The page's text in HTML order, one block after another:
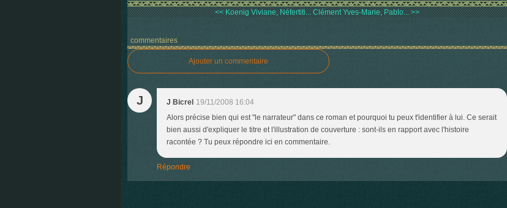
<< Koenig Viviane, Néfertiti... Clément Yves-Marie, Pablo... >>
commentaires
Ajouter un commentaire
J J Bicrel 19/11/2008 16:04
Alors précise bien qui est "le narrateur" dans ce roman et pourquoi tu peux t'identifier à lui. Ce serait
bien aussi d'expliquer le titre et l'illustration de couverture : sont-ils en rapport avec l'histoire
racontée ? Tu peux répondre ici en commentaire.
Répondre